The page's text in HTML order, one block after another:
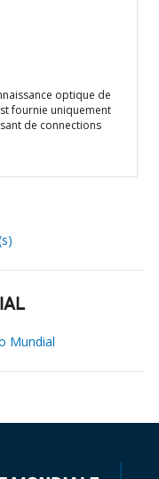
optique de
fournie uniquement
de connections
Mundial